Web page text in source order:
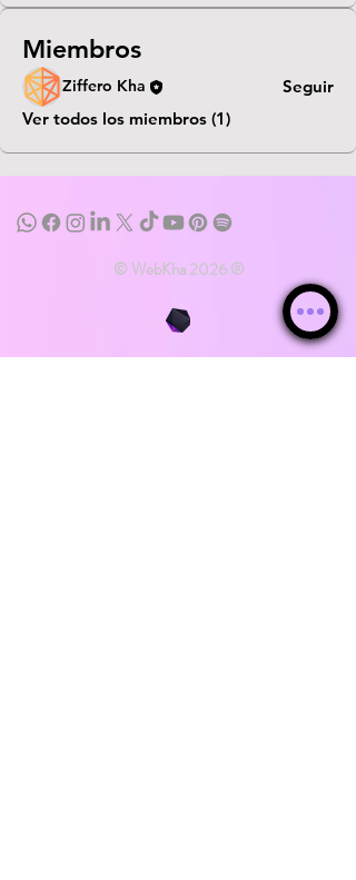
Miembros
Ziffero Kha
Seguir
Ver todos los miembros (1)
© WebKha 2026 ®